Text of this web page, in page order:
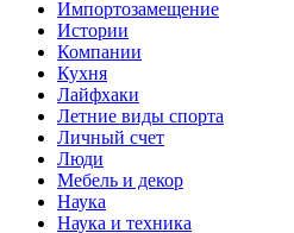
Импортозамещение
Истории
Компании
Кухня
Лайфхаки
Летние виды спорта
Личный счет
Люди
Мебель и декор
Наука
Наука и техника